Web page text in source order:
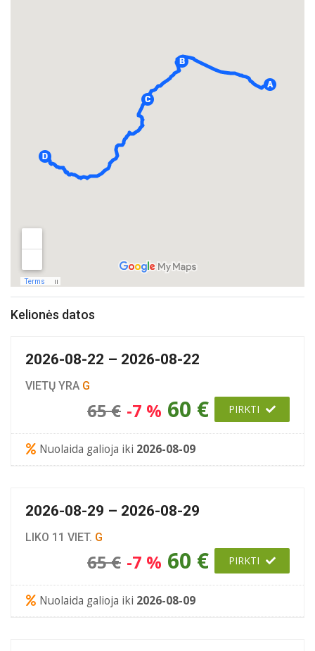
Kelionės datos
2026-08-22 – 2026-08-22
VIETŲ YRA G
65 € -7 % 60 € PIRKTI
Nuolaida galioja iki 2026-08-09
2026-08-29 – 2026-08-29
LIKO 11 VIET. G
65 € -7 % 60 € PIRKTI
Nuolaida galioja iki 2026-08-09